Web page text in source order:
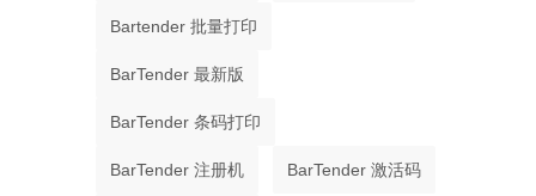
Bartender 批量打印
BarTender 最新版
BarTender 条码打印
BarTender 注册机 BarTender 激活码